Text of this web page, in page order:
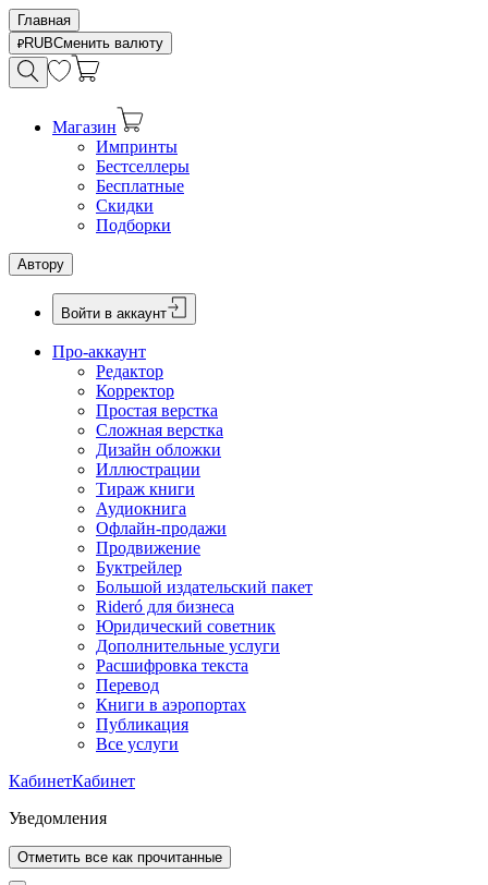
Главная
RUBСменить валюту
Магазин
Импринты
Бестселлеры
Бесплатные
Скидки
Подборки
Автору
Войти в аккаунт
Про-аккаунт
Редактор
Корректор
Простая верстка
Сложная верстка
Дизайн обложки
Иллюстрации
Тираж книги
Аудиокнига
Офлайн-продажи
Продвижение
Буктрейлер
Большой издательский пакет
Rideró для бизнеса
Юридический советник
Дополнительные услуги
Расшифровка текста
Перевод
Книги в аэропортах
Публикация
Все услуги
КабинетКабинет
Уведомления
Отметить все как прочитанные